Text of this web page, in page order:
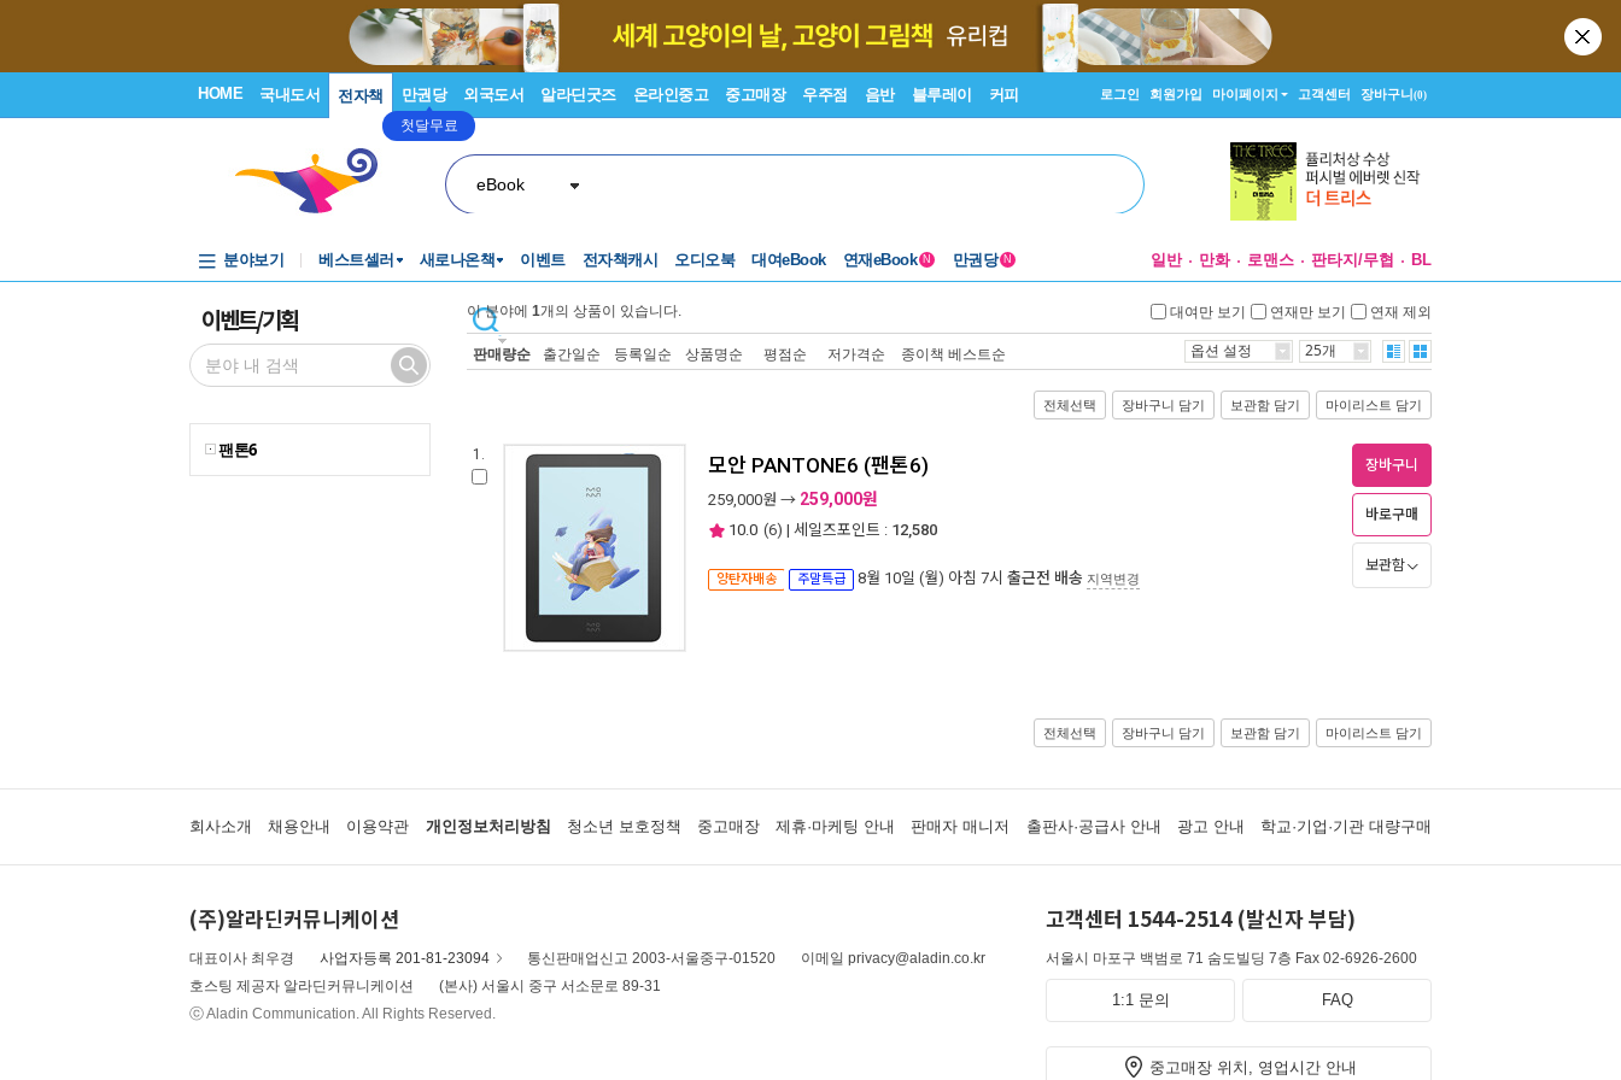
HOME 국내도서 전자책 만권당
첫달무료
외국도서 알라딘굿즈 온라인중고 중고매장 우주점 음반 블루레이 커피 로그인 회원가입 마이페이지 고객센터 장바구니(0)
eBook
분야보기 베스트셀러 새로나온책 이벤트 전자책캐시 오디오북 대여eBook 연재eBook N 만권당 N 일반 만화 로맨스 판타지/무협 BL
이벤트/기획
팬톤6
이 분야에 1개의 상품이 있습니다. 대여만 보기 연재만 보기 연재 제외
판매량순 출간일순 등록일순 상품명순 평점순 저가격순 종이책 베스트순 옵션 설정 25개
전체선택 장바구니 담기 보관함 담기 마이리스트 담기
1. 모안 PANTONE6 (팬톤6)
259,000원 → 259,000원
10.0 (6) | 세일즈포인트 : 12,580
양탄자배송 주말특급 8월 10일 (월) 아침 7시 출근전 배송 지역변경
장바구니
바로구매
보관함
전체선택 장바구니 담기 보관함 담기 마이리스트 담기
회사소개 채용안내 이용약관 개인정보처리방침 청소년 보호정책 중고매장 제휴·마케팅 안내 판매자 매니저 출판사·공급사 안내 광고 안내 학교·기업·기관 대량구매
(주)알라딘커뮤니케이션
대표이사 최우경 사업자등록 201-81-23094 통신판매업신고 2003-서울중구-01520
이메일 privacy@aladin.co.kr
호스팅 제공자 알라딘커뮤니케이션
(본사) 서울시 중구 서소문로 89-31
ⓒ Aladin Communication. All Rights Reserved.
고객센터 1544-2514 (발신자 부담)
서울시 마포구 백범로 71 숨도빌딩 7층 Fax 02-6926-2600
1:1 문의 FAQ
중고매장 위치, 영업시간 안내